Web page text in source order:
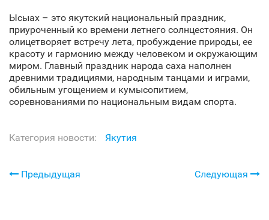
Ысыах – это якутский национальный праздник,
приуроченный ко времени летнего солнцестояния. Он
олицетворяет встречу лета, пробуждение природы, ее
красоту и гармонию между человеком и окружающим
миром. Главный праздник народа саха наполнен
древними традициями, народным танцами и играми,
обильным угощением и кумысопитием,
соревнованиями по национальным видам спорта.
Категория новости: Якутия
Предыдущая Следующая